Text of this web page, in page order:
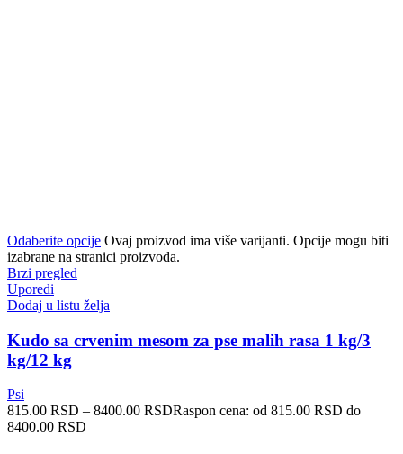
Odaberite opcije Ovaj proizvod ima više varijanti. Opcije mogu biti
izabrane na stranici proizvoda.
Brzi pregled
Uporedi
Dodaj u listu želja
Kudo sa crvenim mesom za pse malih rasa 1 kg/3
kg/12 kg
Psi
815.00 RSD – 8400.00 RSDRaspon cena: od 815.00 RSD do
8400.00 RSD